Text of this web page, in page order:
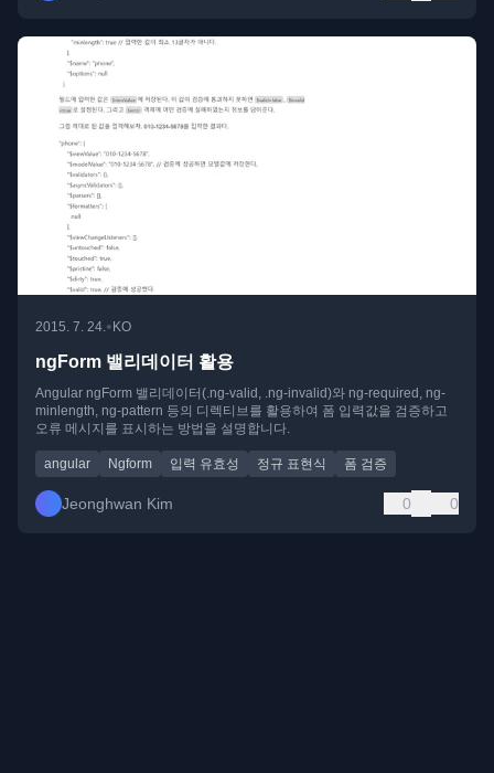
2015. 7. 24. •KO
ngForm 밸리데이터 활용
Angular ngForm 밸리데이터(.ng-valid, .ng-invalid)와 ng-required, ng-
minlength, ng-pattern 등의 디렉티브를 활용하여 폼 입력값을 검증하고
오류 메시지를 표시하는 방법을 설명합니다.
angular Ngform 입력 유효성 정규 표현식 폼 검증
Jeonghwan Kim 0 0